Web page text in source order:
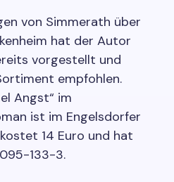
von Simmerath über
hat der Autor
vorgestellt und
empfohlen.
Angst“ im
ist im Engelsdorfer
14 Euro und hat
133-3.